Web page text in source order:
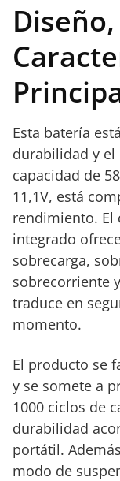
Esta batería
durabilidad y
capacidad de
11,1V, está
rendimiento.
integrado
sobrecarga,
sobrecorriente
traduce en
momento.
El producto se
y se somete a
1000 ciclos de
durabilidad
portátil.
modo de